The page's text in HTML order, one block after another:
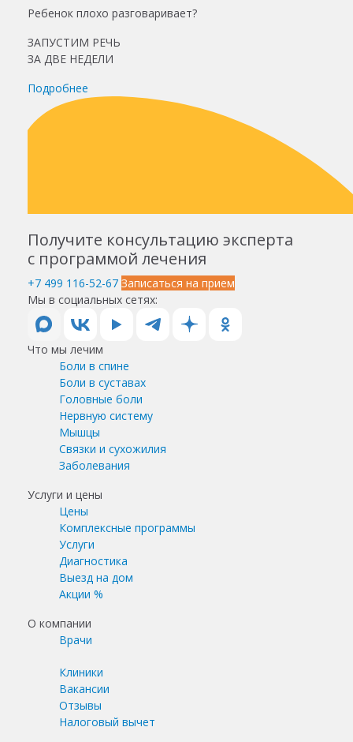
Ребенок плохо разговаривает?
ЗАПУСТИМ РЕЧЬ
ЗА ДВЕ НЕДЕЛИ
Подробнее
Получите консультацию эксперта
с программой лечения
+7 499 116-52-67 Записаться на прием
Мы в социальных сетях:
Что мы лечим
Боли в спине
Боли в суставах
Головные боли
Нервную систему
Мышцы
Связки и сухожилия
Заболевания
Услуги и цены
Цены
Комплексные программы
Услуги
Диагностика
Выезд на дом
Акции %
О компании
Врачи
Клиники
Вакансии
Отзывы
Налоговый вычет